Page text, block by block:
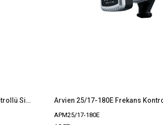
Arvien 25/12-180E Frekans Kontrollü Sirkülasyon Pompası
APM25/17-180E